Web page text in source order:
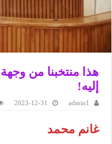
هذا منتخبنا من
إليه!
admin1
2023-12-31
غانم محمد